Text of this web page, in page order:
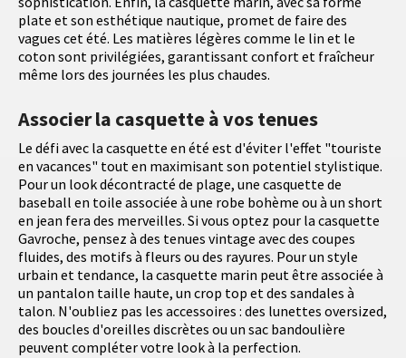
plate et son esthétique nautique, promet de faire des
vagues cet été. Les matières légères comme le lin et le
coton sont privilégiées, garantissant confort et fraîcheur
même lors des journées les plus chaudes.
Associer la casquette à vos tenues
Le défi avec la casquette en été est d'éviter l'effet "touriste
en vacances" tout en maximisant son potentiel stylistique.
Pour un look décontracté de plage, une casquette de
baseball en toile associée à une robe bohème ou à un short
en jean fera des merveilles. Si vous optez pour la casquette
Gavroche, pensez à des tenues vintage avec des coupes
fluides, des motifs à fleurs ou des rayures. Pour un style
urbain et tendance, la casquette marin peut être associée à
un pantalon taille haute, un crop top et des sandales à
talon. N'oubliez pas les accessoires : des lunettes oversized,
des boucles d'oreilles discrètes ou un sac bandoulière
peuvent compléter votre look à la perfection.